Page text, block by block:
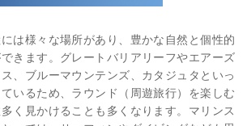
は様々な場所があり、豊かな自然と個性的
きます。グレートバリアリーフやエアーズ
、ブルーマウンテンズ、カタジュタといっ
いるため、ラウンド（周遊旅行）を楽しむ
く見かけることも多くなります。マリンス